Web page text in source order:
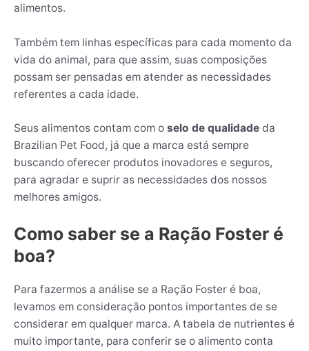
alimentos.
Também tem linhas específicas para cada momento da
vida do animal, para que assim, suas composições
possam ser pensadas em atender as necessidades
referentes a cada idade.
Seus alimentos contam com o selo de qualidade da
Brazilian Pet Food, já que a marca está sempre
buscando oferecer produtos inovadores e seguros,
para agradar e suprir as necessidades dos nossos
melhores amigos.
Como saber se a Ração Foster é
boa?
Para fazermos a análise se a Ração Foster é boa,
levamos em consideração pontos importantes de se
considerar em qualquer marca. A tabela de nutrientes é
muito importante, para conferir se o alimento conta